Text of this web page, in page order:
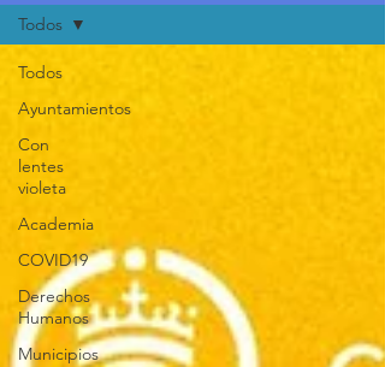
Todos
Ayuntamientos
Con
lentes
violeta
Academia
COVID19
Derechos
Humanos
Municipios
Todos